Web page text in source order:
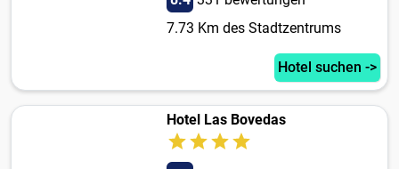
7.73 Km des Stadtzentrums
Hotel suchen ->
Hotel Las Bovedas